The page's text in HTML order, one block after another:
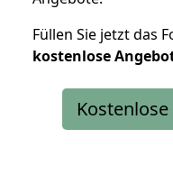
Füllen Sie jetzt das
kostenlose